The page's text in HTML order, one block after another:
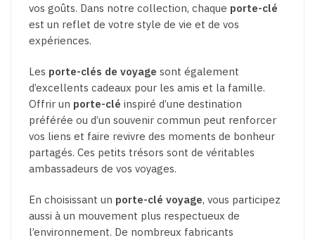
vos goûts. Dans notre collection, chaque porte-clé
est un reflet de votre style de vie et de vos
expériences.
Les porte-clés de voyage sont également
d’excellents cadeaux pour les amis et la famille.
Offrir un porte-clé inspiré d’une destination
préférée ou d’un souvenir commun peut renforcer
vos liens et faire revivre des moments de bonheur
partagés. Ces petits trésors sont de véritables
ambassadeurs de vos voyages.
En choisissant un porte-clé voyage, vous participez
aussi à un mouvement plus respectueux de
l’environnement. De nombreux fabricants